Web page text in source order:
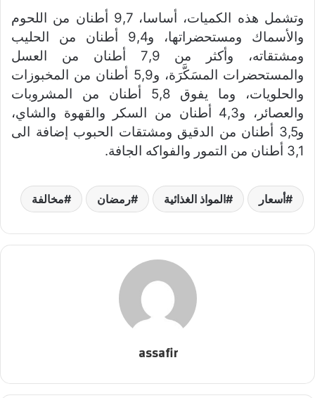
وتشمل هذه الكميات، أساسا، 9,7 أطنان من اللحوم
والأسماك ومستحضراتها، و9,4 أطنان من الحليب
ومشتقاته، وأكثر من 7,9 أطنان من العسل
والمستحضرات المسَكَّرَة، و5,9 أطنان من المخبوزات
والحلويات، وما يفوق 5,8 أطنان من المشروبات
والعصائر، و4,3 أطنان من السكر والقهوة والشاي،
و3,5 أطنان من الدقيق ومشتقات الحبوب إضافة الى
3,1 أطنان من التمور والفواكه الجافة.
أسعار المواذ الغذائية رمضان مخالفة
assafir